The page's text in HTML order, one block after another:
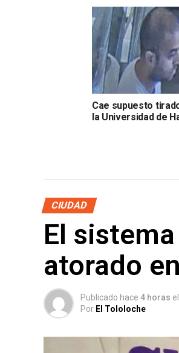
Cae supuesto
la Universidad de
CIUDAD
El
atorado
Publicado hace 4 horas el
Por El Tololoche